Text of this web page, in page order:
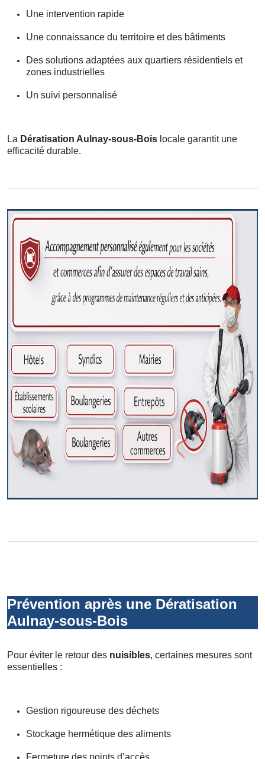
Une intervention rapide
Une connaissance du territoire et des bâtiments
Des solutions adaptées aux quartiers résidentiels et
zones industrielles
Un suivi personnalisé
La Dératisation Aulnay-sous-Bois locale garantit une
efficacité durable.
Prévention après une Dératisation
Aulnay-sous-Bois
Pour éviter le retour des nuisibles, certaines mesures sont
essentielles :
Gestion rigoureuse des déchets
Stockage hermétique des aliments
Fermeture des points d’accès